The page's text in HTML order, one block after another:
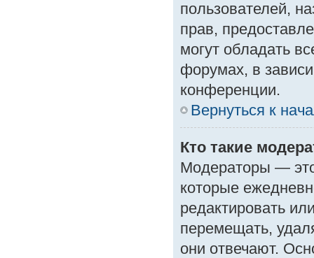
пользователей,
прав,
могут обладать
форумах, в
конференции.
Вернуться к
Кто такие
Модераторы —
которые
редактировать
перемещать,
они отвечают.